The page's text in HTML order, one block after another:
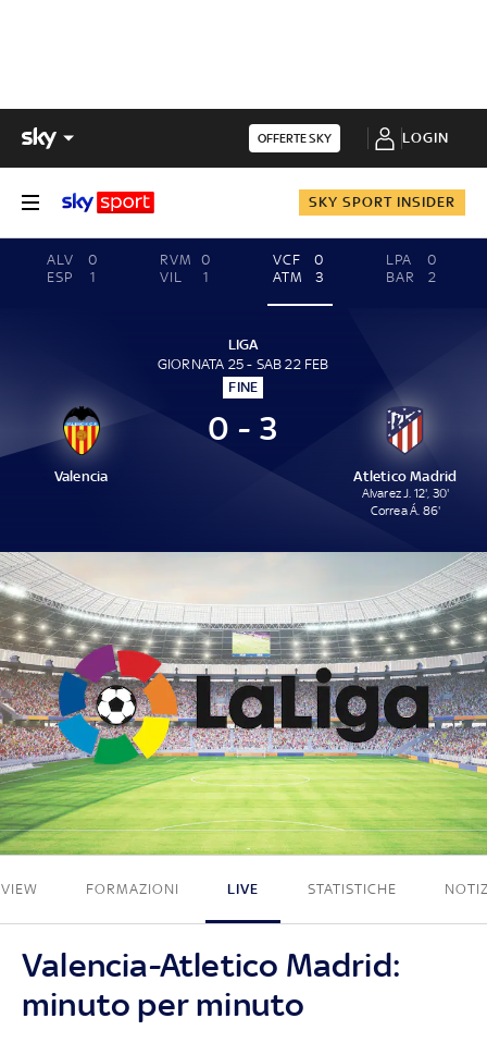
OFFERTE SKY LOGIN
SKY SPORT INSIDER
ALV
0
ESP
1
RVM
0
VIL
1
VCF
0
ATM
3
LPA
0
BAR
2
LIGA
GIORNATA 25 - SAB 22 FEB
FINE
Valencia
0 - 3
Atletico Madrid
Alvarez J. 12', 30'
Correa Á. 86'
0 - 3
FORMAZIONI LIVE STATISTICHE
Valencia-Atletico Madrid:
minuto per minuto